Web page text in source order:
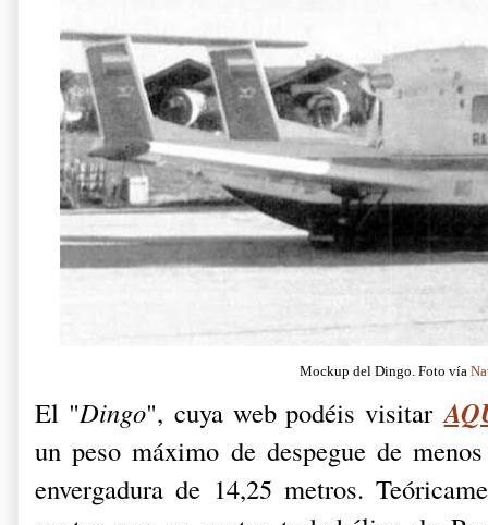
Mockup del Dingo. Foto vía
El "Dingo",cuya web podéis visitar
un peso máximo de despegue de
envergadura de 14,25 metros.